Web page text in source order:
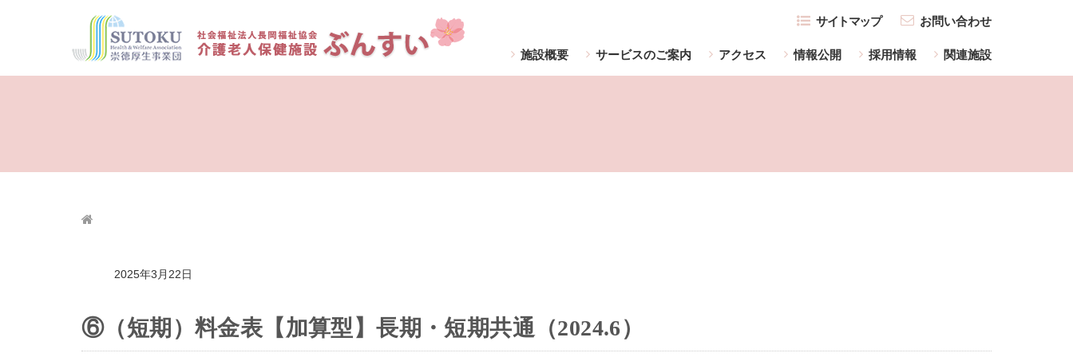
お問い合わせ
サイトマップ
施設概要 サービスのご案内 アクセス 情報公開 採用情報 関連施設
2025年3月22日
⑥（短期）料金表【加算型】長期・短期共通（2024.6）